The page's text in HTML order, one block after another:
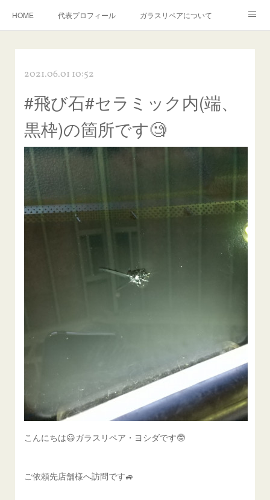
HOME 代表プロフィール ガラスリペアについて
飛び石施工料金について
当店へのアクセス 建築ガラスキズ取り・研磨・磨き
【プロ使用】フッ素系ガラストリートメント『アクアペル』
当店の良心的価格の理由について
欧州車モールの白サビやシミを落とす！
instagram記事
飛び石ひび割れでヒビ先が伸びた場合は？
2021.06.01 10:52
#飛び石#セラミック内(端、
黒枠)の箇所です🧐
こんにちは😃ガラスリペア・ヨシダです🤓
ご依頼先店舗様へ訪問です🚙